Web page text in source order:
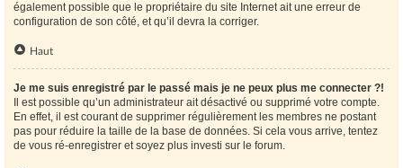
également possible que le propriétaire du site Internet ait une erreur de
configuration de son côté, et qu’il devra la corriger.
Haut
Je me suis enregistré par le passé mais je ne peux plus me connecter ?!
Il est possible qu’un administrateur ait désactivé ou supprimé votre compte.
En effet, il est courant de supprimer régulièrement les membres ne postant
pas pour réduire la taille de la base de données. Si cela vous arrive, tentez
de vous ré-enregistrer et soyez plus investi sur le forum.